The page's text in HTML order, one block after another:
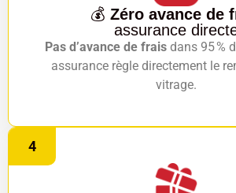
💰 Zéro avance de
assurance
Pas d’avance de fraisdans 95 %
assurance règle directement le
vitrage.
4